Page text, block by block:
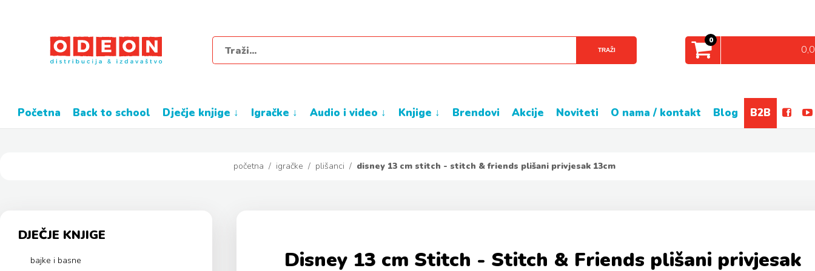
TRAŽI
0
početna back to school dječje knjige ↓ igračke ↓ audio i video ↓ knjige ↓ brendovi akcije noviteti o nama / kontakt blog B2B
početna / igračke / plišanci / disney 13 cm stitch - stitch & friends plišani privjesak 13cm
DJEČJE KNJIGE
bajke i basne
Disney 13 cm Stitch - Stitch & Friends plišani privjesak